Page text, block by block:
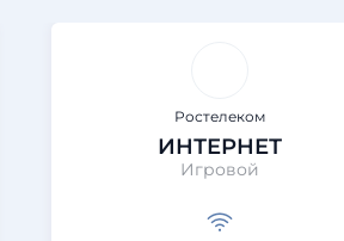
Ростелеком
ИНТЕРНЕТ
Игровой